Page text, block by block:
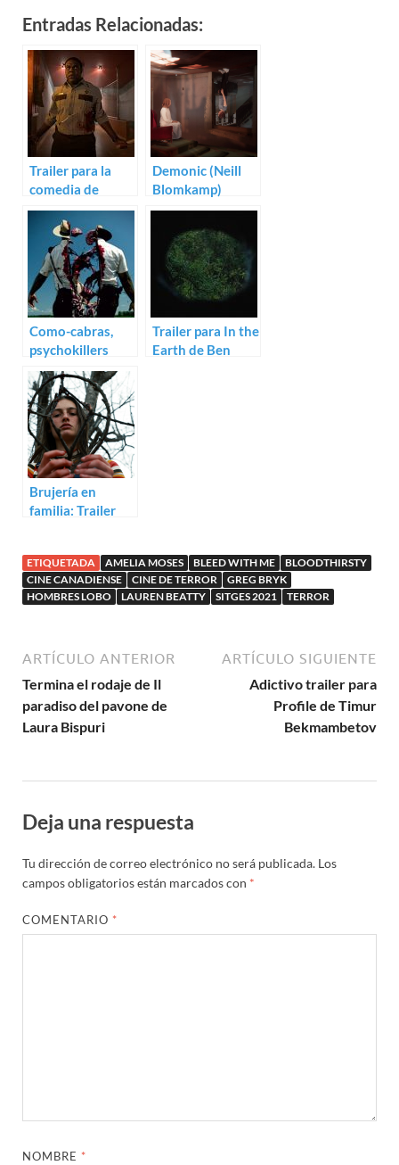
Entradas Relacionadas:
Trailer para la
comedia de
terror
Werewolves
Within
Demonic (Neill
Blomkamp)
Como-cabras,
psychokillers
campestres en
Silent But Deadly
Trailer para In the
Earth de Ben
Brujería en
familia: Trailer
ETIQUETADA AMELIA MOSES BLEED WITH ME
BLOODTHIRSTY
CINE CANADIENSE
CINE DE TERROR
GREG BRYK
HOMBRES LOBO
LAUREN BEATTY SITGES 2021 TERROR
ARTÍCULO ANTERIOR
Termina el rodaje de Il
paradiso del pavone de
Laura Bispuri
ARTÍCULO SIGUIENTE
Adictivo trailer para
Profile de Timur
Bekmambetov
Deja una respuesta
Tu dirección de correo electrónico no será publicada. Los
campos obligatorios están marcados con *
COMENTARIO *
NOMBRE *